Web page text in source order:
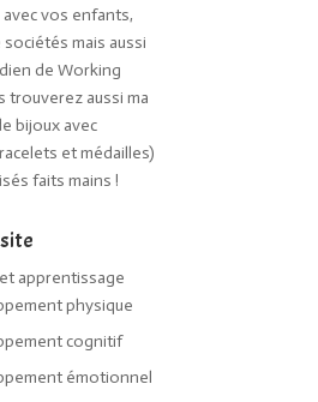
vos enfants,
sociétés mais aussi
de Working
trouverez aussi ma
bijoux avec
et médailles)
faits mains !
apprentissage
physique
cognitif
émotionnel